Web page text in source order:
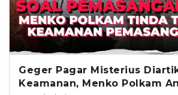
Geger Pagar Misterius
Keamanan, Menko Polkam